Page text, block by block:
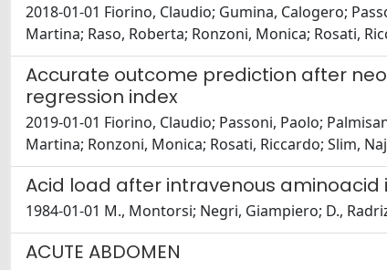
2018-01-01 Fiorino, Claudio; Gumina, Calogero;
Martina; Raso, Roberta; Ronzoni, Monica; Rosati,
Accurate outcome prediction after
regression index
2019-01-01 Fiorino, Claudio; Passoni, Paolo;
Martina; Ronzoni, Monica; Rosati, Riccardo; Slim,
Acid load after intravenous
1984-01-01 M., Montorsi; Negri, Giampiero; D.,
ACUTE ABDOMEN